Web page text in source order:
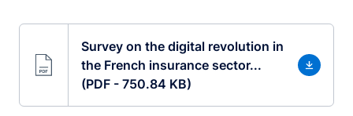
Survey on the digital revolution in
the French insurance sector...
(PDF - 750.84 KB)